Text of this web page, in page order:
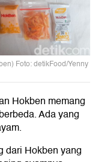
Foto: detikFood/Yenny
Hokben memang
Ada yang
dari Hokben yang